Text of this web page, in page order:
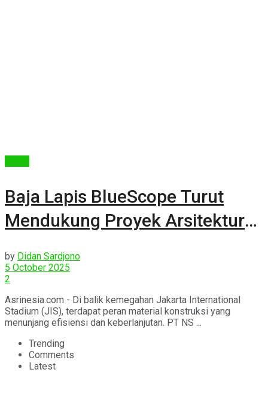
Baja Lapis BlueScope Turut
Mendukung Proyek Arsitektur
by Didan Sardjono
5 October 2025
2
Asrinesia.com - Di balik kemegahan Jakarta International
Stadium (JIS), terdapat peran material konstruksi yang
menunjang efisiensi dan keberlanjutan. PT NS ...
Trending
Comments
Latest